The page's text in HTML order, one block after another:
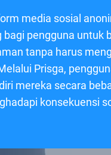
media sosial
pengguna untuk
tanpa harus
Prisga,
mereka secara
konsekuensi